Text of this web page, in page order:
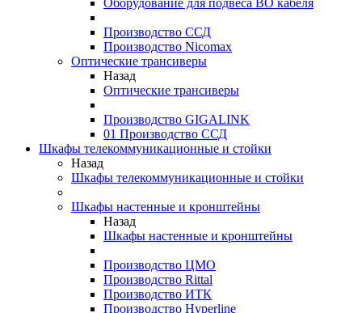
Оборудование для подвеса ВО кабеля
Производство ССД
Производство Nicomax
Оптические трансиверы
Назад
Оптические трансиверы
Производство GIGALINK
01 Производство ССД
Шкафы телекоммуникационные и стойки
Назад
Шкафы телекоммуникационные и стойки
Шкафы настенные и кронштейны
Назад
Шкафы настенные и кронштейны
Производство ЦМО
Производство Rittal
Производство ИТК
Производство Hyperline